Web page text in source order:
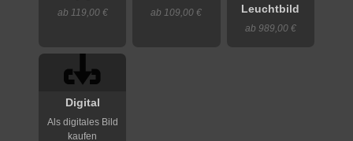
ab 119,00 € ab 109,00 €
Leuchtbild
ab 989,00 €
Digital
Als digitales Bild
kaufen